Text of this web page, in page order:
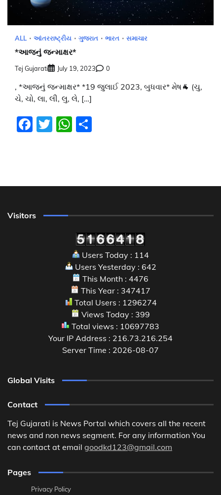
ALL આંતરરાષ્ટ્રીય ગુજરાત ભારત સમાચાર
*આજનું જન્માક્ષર*
Tej Gujarati July 19, 2023 0
, *આજનું જન્માક્ષર* *19 જુલાઈ 2023, બુધવાર* મેષ🐐 (ચુ,
ચે, ચો, લા, લી, લુ, લે, […]
Facebook
TwitterWhatsApp
Visitors
Users Today : 114
Users Yesterday : 642
This Month : 4476
This Year : 347417
Total Users : 1296274
Views Today : 399
Total views : 10697783
Your IP Address : 216.73.216.254
Server Time : 2026-08-07
Global Visits
Contact
Tej Gujarati is News Portal which covers all the recent
news and non news segment. For any information You
can contact at email goodkd123@gmail.com
Pages
Privacy Policy